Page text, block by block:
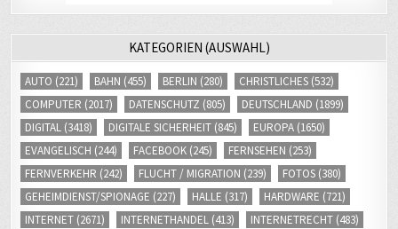
KATEGORIEN (AUSWAHL)
AUTO (221) BAHN (455) BERLIN (280) CHRISTLICHES (532)
COMPUTER (2017) DATENSCHUTZ (805) DEUTSCHLAND (1899)
DIGITAL (3418) DIGITALE SICHERHEIT (845) EUROPA (1650)
EVANGELISCH (244) FACEBOOK (245) FERNSEHEN (253)
FERNVERKEHR (242) FLUCHT / MIGRATION (239) FOTOS (380)
GEHEIMDIENST/SPIONAGE (227) HALLE (317) HARDWARE (721)
INTERNET (2671) INTERNETHANDEL (413) INTERNETRECHT (483)